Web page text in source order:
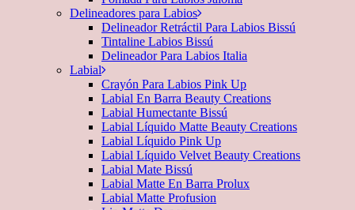
Delineadores para Labios
Delineador Retráctil Para Labios Bissú
Tintaline Labios Bissú
Delineador Para Labios Italia
Labial
Crayón Para Labios Pink Up
Labial En Barra Beauty Creations
Labial Humectante Bissú
Labial Líquido Matte Beauty Creations
Labial Líquido Pink Up
Labial Líquido Velvet Beauty Creations
Labial Mate Bissú
Labial Matte En Barra Prolux
Labial Matte Profusion